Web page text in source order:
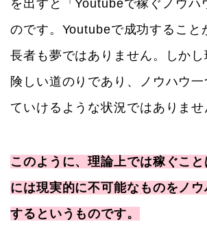
を出すと「Youtubeで稼ぐノウハ
のです。Youtubeで成功すること
長者も夢ではありません。しか
険しい道のりであり、ノウハウ
ていけるような状況ではありませ
このように、理論上では稼ぐこ
には現実的に不可能なものをノ
するというものです。